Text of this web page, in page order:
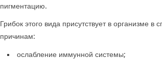
пигментацию.
Грибок этого вида присутствует в организме
причинам:
ослабление иммунной системы;